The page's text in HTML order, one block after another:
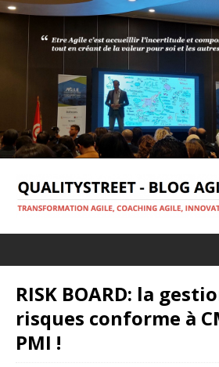
RISK BOARD: la
risques conforme à
PMI !